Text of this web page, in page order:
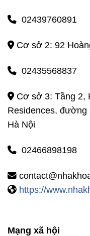
02439760891
Cơ sở 2: 92
02435568837
Cơ sở 3: Tầng 2,
Residences, đường
Hà Nội
02466898198
https://
Mạng xã hội